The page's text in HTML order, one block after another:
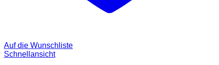
Auf die Wunschliste
Schnellansicht